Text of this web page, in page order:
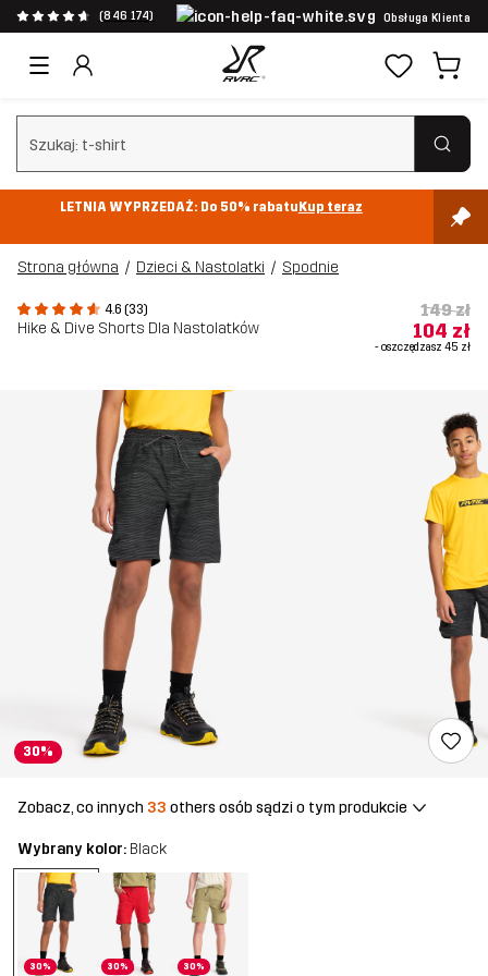
(846 174) Obsługa Klienta
Wyczyść wyszukiwanie
LETNIA WYPRZEDAŻ: Do 50% rabatuKup teraz
Strona główna Dzieci & Nastolatki Spodnie
4.6 (33)
Hike & Dive Shorts Dla Nastolatków
149 zł
104 zł
- oszczędzasz 45 zł
30%
Zobacz, co innych 33 others osób sądzi o tym produkcie
Wybrany kolor: Black
30% 30% 30%